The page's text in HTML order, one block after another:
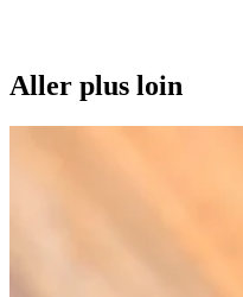
Aller plus loin